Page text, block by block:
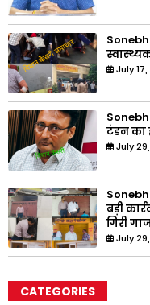
July
टंडन का
July
बड़ी
गिरी
July
CATEGORIES